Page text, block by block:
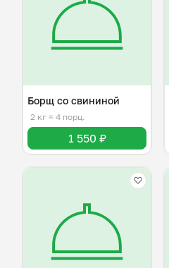
Борщ со свининой
2 кг ≈ 4 порц.
1 550 ₽